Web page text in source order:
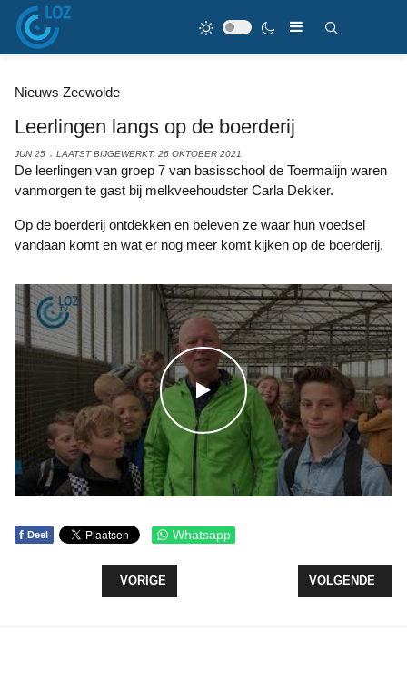
Nieuws Zeewolde
Leerlingen langs op de boerderij
JUN 25 LAATST BIJGEWERKT: 26 OKTOBER 2021
De leerlingen van groep 7 van basisschool de Toermalijn waren
vanmorgen te gast bij melkveehoudster Carla Dekker.
Op de boerderij ontdekken en beleven ze waar hun voedsel
vandaan komt en wat er nog meer komt kijken op de boerderij.
WATCH THE VIDEO
f Deel Whatsapp
VORIG ARTIKEL: 3 JULI, HET APOLLO ENSEMBLE
VORIGE VOLGENDE
VOLGENDE